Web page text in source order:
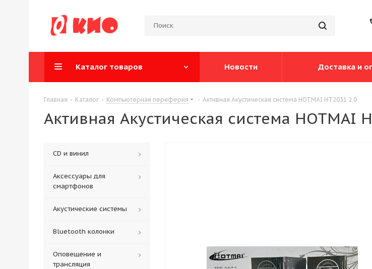
Каталог товаров Новости Доставка и
Главная - Каталог - Компьютерная периферия - Активная Акустическая система HOTMAI HT2031 2.0
Активная Акустическая система HOTMAI
CD и винил
Аксессуары для
смартфонов
Акустические системы
Bluetooth колонки
Оповещение и
трансляция